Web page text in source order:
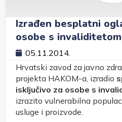
Izrađen besplatni
osobe s invaliditetom
05.11.2014.
Hrvatski zavod za javno
projekta HAKOM-a, izradio
isključivo za osobe s
izrazito vulnerabilna
usluge i proizvode.